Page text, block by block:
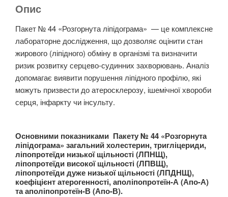
Опис
Пакет № 44 «Розгорнута ліпідограма» — це комплексне
лабораторне дослідження, що дозволяє оцінити стан
жирового (ліпідного) обміну в організмі та визначити
ризик розвитку серцево-судинних захворювань. Аналіз
допомагає виявити порушення ліпідного профілю, які
можуть призвести до атеросклерозу, ішемічної хвороби
серця, інфаркту чи інсульту.
Основними показниками Пакету № 44 «Розгорнута
ліпідограма» загальний холестерин,тригліцериди,
ліпопротеїди низької щільності (ЛПНЩ),
ліпопротеїди високої щільності (ЛПВЩ),
ліпопротеїди дуже низької щільності (ЛПДНЩ),
коефіцієнт атерогенності,аполіпопротеїн-А (Апо-А)
тааполіпопротеїн-В (Апо-В).